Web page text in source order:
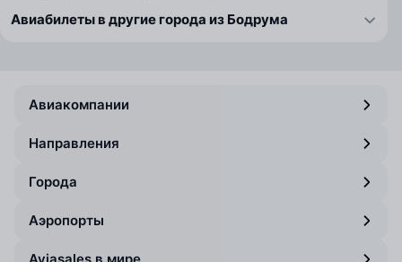
Авиабилеты в другие города из Бодрума
Авиакомпании
Направления
Города
Аэропорты